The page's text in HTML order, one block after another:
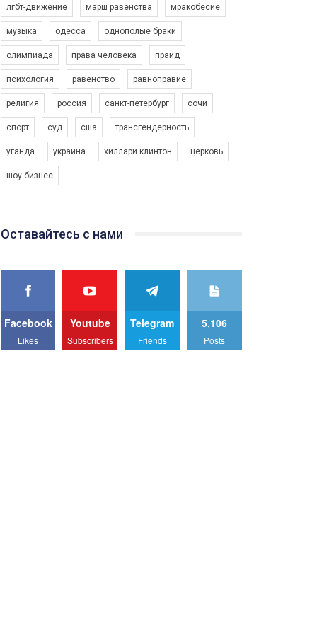
лгбт-движение марш равенства мракобесие
музыка одесса однополые браки
олимпиада права человека прайд
психология равенство равноправие
религия россия санкт-петербург сочи
спорт суд сша трансгендерность
уганда украина хиллари клинтон церковь
шоу-бизнес
Оставайтесь с нами
Facebook
Likes
Youtube
Subscribers
Telegram
Friends
5,106
Posts